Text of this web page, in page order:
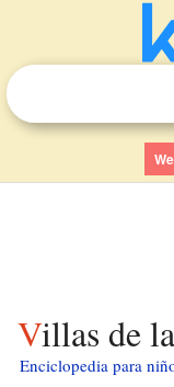
Villas de
Enciclopedia para